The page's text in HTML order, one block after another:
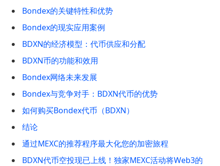
Bondex的关键特性和优势
Bondex的现实应用案例
BDXN的经济模型：代币供应和分配
BDXN币的功能和效用
Bondex网络未来发展
Bondex与竞争对手：BDXN代币的优势
如何购买Bondex代币（BDXN）
结论
通过MEXC的推荐程序最大化您的加密旅程
BDXN代币空投现已上线！独家MEXC活动将Web3的